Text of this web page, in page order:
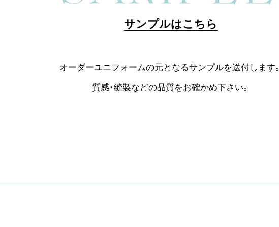
サンプルはこちら
オーダーユニフォームの元となるサンプルを送付します。
質感・縫製などの品質をお確かめ下さい。